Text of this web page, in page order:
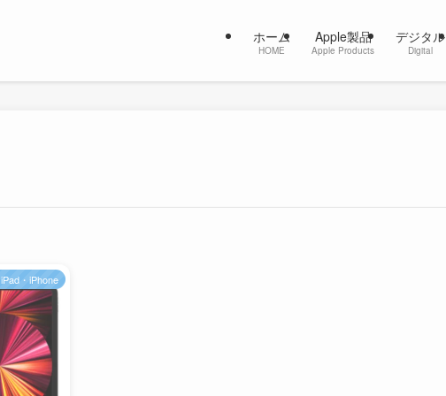
ホーム
HOME
Apple製品
Apple Products
デジタル
Digital
iPad・iPhone